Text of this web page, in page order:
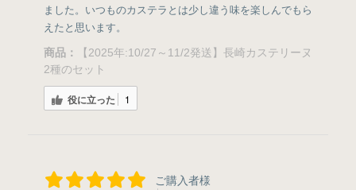
ました。いつものカステラとは少し違う味を楽しんでもら
えたと思います。
商品：
【2025年:10/27～11/2発送】長崎カステリーヌ
2種のセット
役に立った 1
ご購入者様